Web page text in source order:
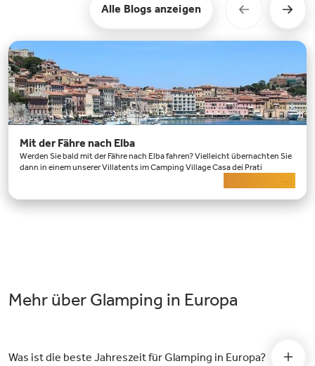
Alle Blogs anzeigen
Mit der Fähre nach Elba
Werden Sie bald mit der Fähre nach Elba fahren? Vielleicht übernachten Sie
dann in einem unserer Villatents im Camping Village Casa dei Prati
Mehr über Glamping in Europa
Was ist die beste Jahreszeit für Glamping in Europa?